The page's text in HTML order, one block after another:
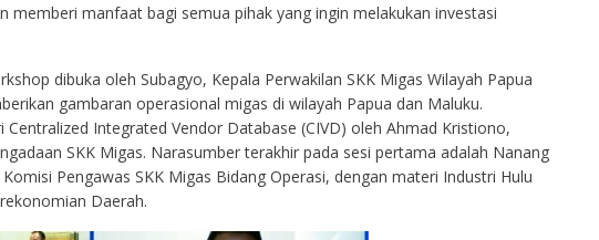
memberi manfaat bagi semua pihak yang ingin melakukan investasi
dibuka oleh Subagyo, Kepala Perwakilan SKK Migas Wilayah Papua
gambaran operasional migas di wilayah Papua dan Maluku.
Integrated Vendor Database (CIVD) oleh Ahmad Kristiono,
SKK Migas. Narasumber terakhir pada sesi pertama adalah Nanang
Pengawas SKK Migas Bidang Operasi, dengan materi Industri Hulu
Daerah.